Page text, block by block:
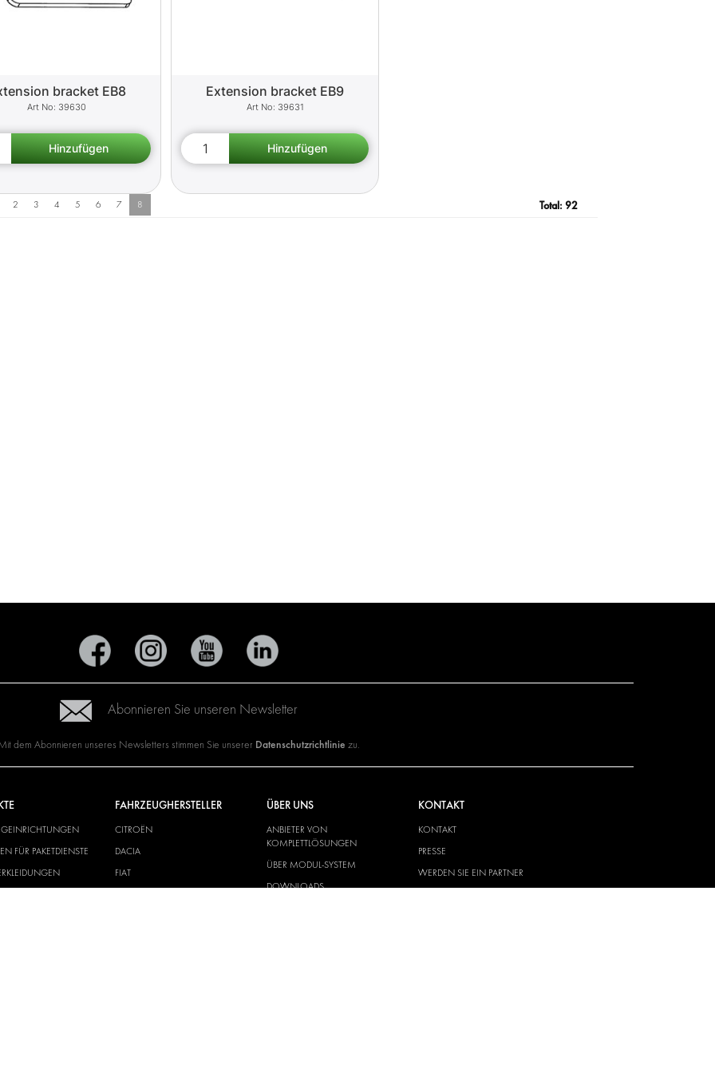
bracket EB8
39630
Extension bracket EB9
39631
2 3 4 5 6 7 8 Total: 92
Abonnieren Sie unseren Newsletter
dem Abonnieren unseres Newsletters stimmen Sie unserer Datenschutzrichtlinie zu.
FÜR PAKETDIENSTE
FAHRZEUGHERSTELLER
CITROËN
DACIA
FIAT
ÜBER UNS
ANBIETER VON
KOMPLETTLÖSUNGEN
ÜBER MODUL-SYSTEM
DOWNLOADS
KONTAKT
KONTAKT
PRESSE
WERDEN SIE EIN PARTNER